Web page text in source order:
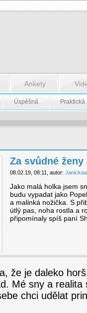
Ankety
Úspěšná Praktická
Za svůdné
08.02.19, 08:11, autor: Janickaa
Jako malá holka jsem
budu vypadat jako
a malinká nožička. S
útlý pas, noha rostla a
připomínaly spíš paní
že je daleko
Mé sny a
chci udělat